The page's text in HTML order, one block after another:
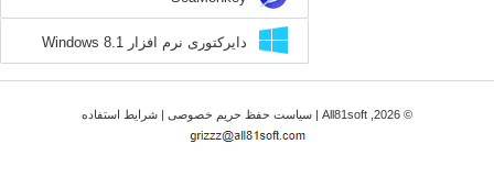
دایرکتوری نرم افزار Windows 8.1
© 2026, All81soft | سیاست حفظ حریم خصوصی|شرایط استفاده